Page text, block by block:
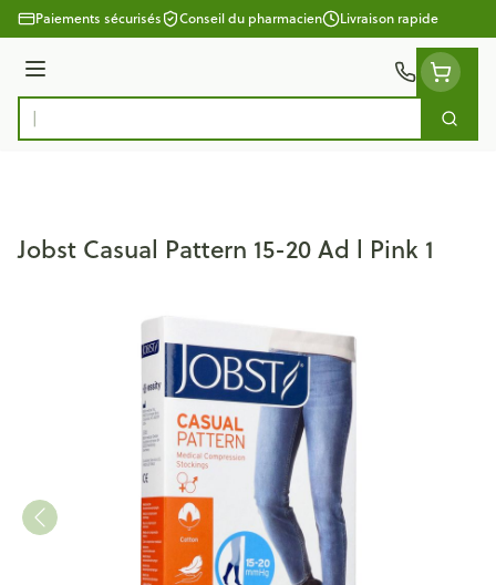
Aller au contenu
Paiements sécurisés Conseil du pharmacien Livraison rapide
Menu
Rechercher
Jobst Casual Pattern 15-20 Ad l Pink 1